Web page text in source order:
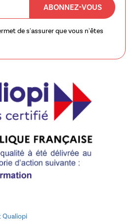
de s'assurer que vous n'êtes
ABONNEZ-VOUS
Qualiopi